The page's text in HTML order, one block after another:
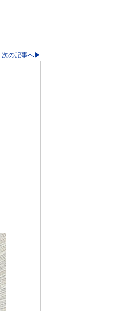
次の記事へ▶